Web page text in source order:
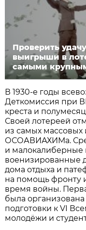
Проверить
выигрыши в
самыми
В 1930-е годы
Деткомиссия при
креста и
Своей лотереей
из самых массовых
ОСОАВИАХИМа.
и малокалиберные
военизированные
дома отдыха и
на помощь фронту
время войны.
была организована
подготовки к VI
молодёжи и